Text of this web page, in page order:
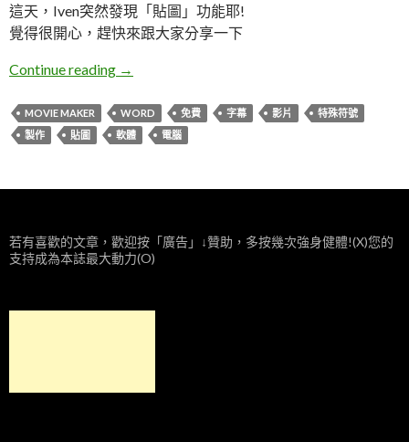
這天，Iven突然發現「貼圖」功能耶!
覺得很開心，趕快來跟大家分享一下
Continue reading movie maker 貼圖
→
MOVIE MAKER WORD 免費 字幕 影片
特殊符號
製作
貼圖 軟體 電腦
若有喜歡的文章，歡迎按「廣告」↓贊助，多按幾次強身健體!(X)您的
支持成為本誌最大動力(O)